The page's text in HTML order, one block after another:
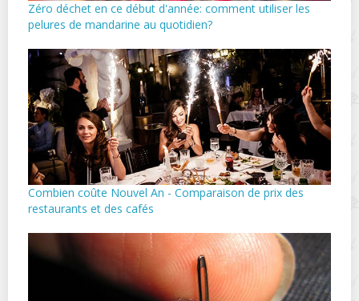
Zéro déchet en ce début d'année: comment utiliser les
pelures de mandarine au quotidien?
Combien coûte Nouvel An - Comparaison de prix des
restaurants et des cafés